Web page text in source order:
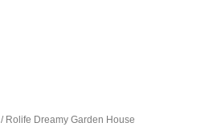
/ Rolife Dreamy Garden House